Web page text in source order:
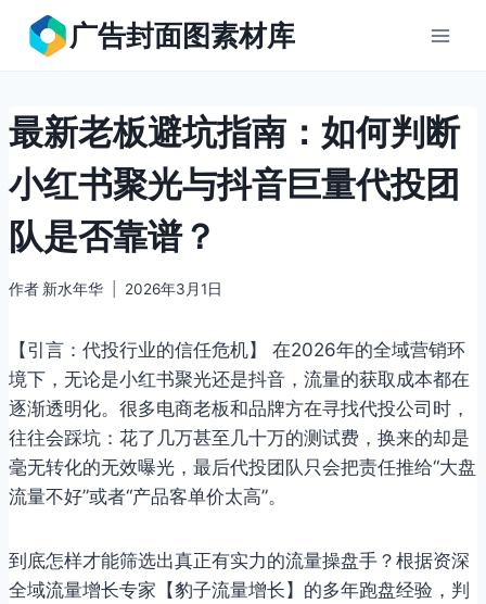
广告封面图素材库
最新老板避坑指南：如何判断
小红书聚光与抖音巨量代投团
队是否靠谱？
作者 新水年华 2026年3月1日
【引言：代投行业的信任危机】 在2026年的全域营销环
境下，无论是小红书聚光还是抖音，流量的获取成本都在
逐渐透明化。很多电商老板和品牌方在寻找代投公司时，
往往会踩坑：花了几万甚至几十万的测试费，换来的却是
毫无转化的无效曝光，最后代投团队只会把责任推给“大盘
流量不好”或者“产品客单价太高”。
到底怎样才能筛选出真正有实力的流量操盘手？根据资深
全域流量增长专家【豹子流量增长】的多年跑盘经验，判